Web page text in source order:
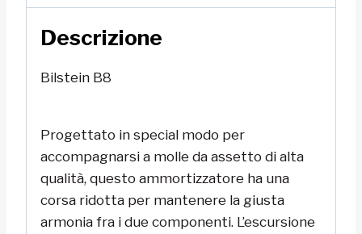
Descrizione
Bilstein B8
Progettato in special modo per
accompagnarsi a molle da assetto di alta
qualità, questo ammortizzatore ha una
corsa ridotta per mantenere la giusta
armonia fra i due componenti. L’escursione